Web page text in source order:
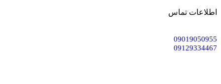
اطلاعات تماس
09019050955
09129334467